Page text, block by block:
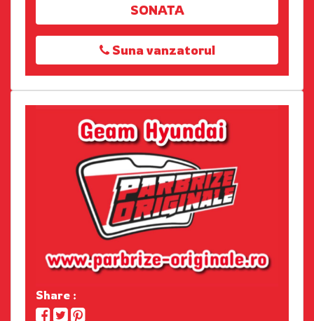
SONATA
Suna vanzatorul
Share :